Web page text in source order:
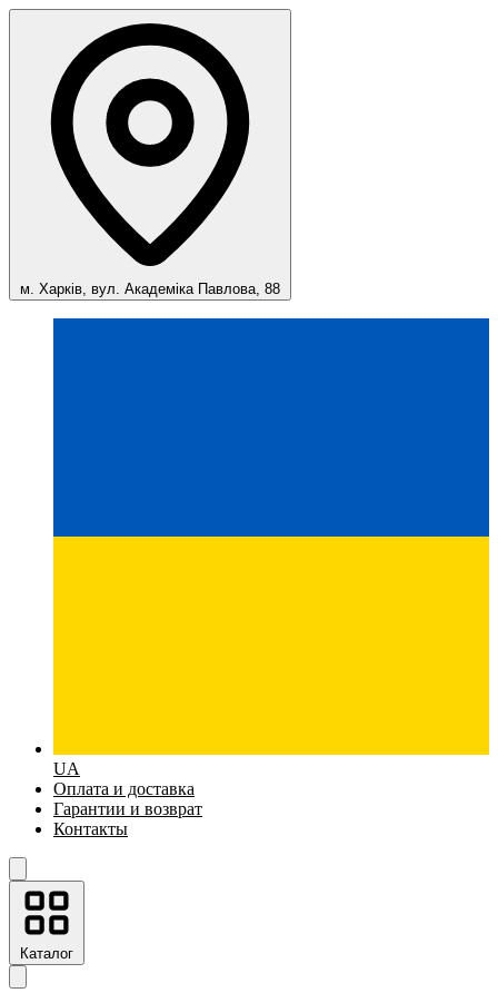
м. Харків, вул. Академіка Павлова, 88
UA
Оплата и доставка
Гарантии и возврат
Контакты
Каталог